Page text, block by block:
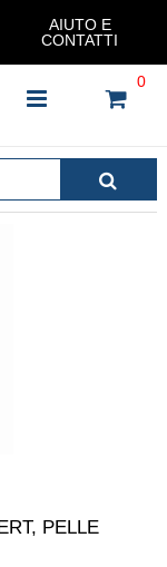
AIUTO E
CONTATTI
0
CHE STAI
PELLE